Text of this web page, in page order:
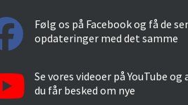
Følg os på Facebook og få de
opdateringer med det samme
Se vores videoer på YouTube og
du får besked om nye